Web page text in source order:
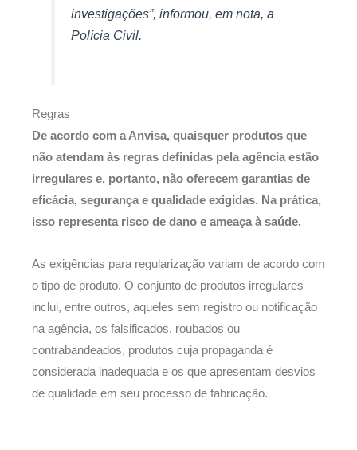
investigações”, informou, em nota, a
Polícia Civil.
Regras
De acordo com a Anvisa, quaisquer produtos que
não atendam às regras definidas pela agência estão
irregulares e, portanto, não oferecem garantias de
eficácia, segurança e qualidade exigidas. Na prática,
isso representa risco de dano e ameaça à saúde.
As exigências para regularização variam de acordo com
o tipo de produto. O conjunto de produtos irregulares
inclui, entre outros, aqueles sem registro ou notificação
na agência, os falsificados, roubados ou
contrabandeados, produtos cuja propaganda é
considerada inadequada e os que apresentam desvios
de qualidade em seu processo de fabricação.